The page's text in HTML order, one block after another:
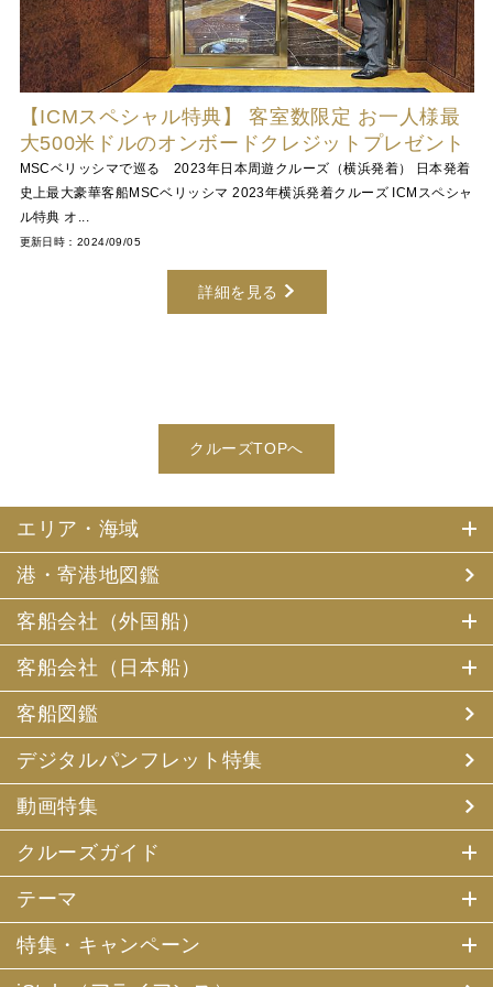
【ICMスペシャル特典】 客室数限定 お一人様最
大500米ドルのオンボードクレジットプレゼント
MSCベリッシマで巡る 2023年日本周遊クルーズ（横浜発着） 日本発着
史上最大豪華客船MSCベリッシマ 2023年横浜発着クルーズ ICMスペシャ
ル特典 オ...
更新日時：2024/09/05
詳細を見る
クルーズTOPへ
エリア・海域
港・寄港地図鑑
客船会社（外国船）
客船会社（日本船）
客船図鑑
デジタルパンフレット特集
動画特集
クルーズガイド
テーマ
特集・キャンペーン